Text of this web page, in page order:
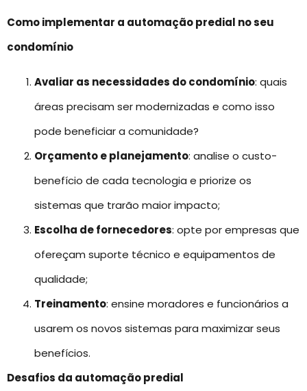
Como implementar a automação predial no seu
condomínio
Avaliar as necessidades do condomínio: quais
áreas precisam ser modernizadas e como isso
pode beneficiar a comunidade?
Orçamento e planejamento: analise o custo-
benefício de cada tecnologia e priorize os
sistemas que trarão maior impacto;
Escolha de fornecedores: opte por empresas que
ofereçam suporte técnico e equipamentos de
qualidade;
Treinamento: ensine moradores e funcionários a
usarem os novos sistemas para maximizar seus
benefícios.
Desafios da automação predial